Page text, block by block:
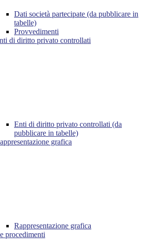
Dati società partecipate (da pubblicare in
tabelle)
Provvedimenti
di diritto privato controllati
Enti di diritto privato controllati (da
pubblicare in tabelle)
grafica
Rappresentazione grafica
procedimenti